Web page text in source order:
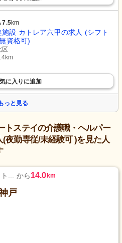
7.5km
設 カトレア六甲の求人 (シフト
資格可)
区
に入り に追加
っと見る
トステイの介護職・ヘルパー
夜勤専従/未経験可 )を見た人
... から14.0km
戸